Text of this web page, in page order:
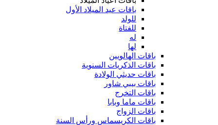
باقات عيد الميلاد الأول
للولد
للفتاة
له
لها
باقات الهالويين
باقات الذكريات السنوية
باقات حديثي الولادة
باقات بيبي شاور
باقات التخرج
باقات ماما وبابا
باقات الزواج
باقات الكريسماس ورأس السنة